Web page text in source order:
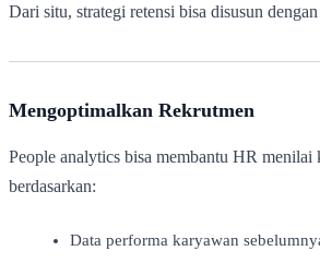
Dari situ, strategi retensi bisa disusun
Mengoptimalkan Rekrutmen
People analytics bisa membantu HR menilai
berdasarkan:
Data performa karyawan